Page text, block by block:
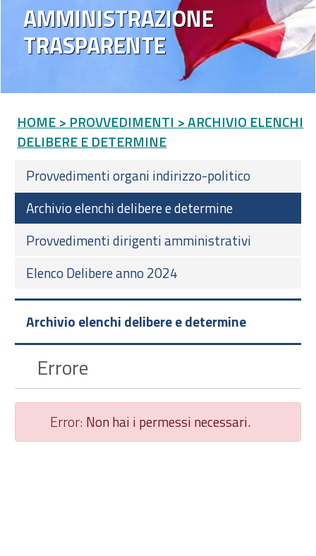
AMMINISTRAZIONE
TRASPARENTE
HOME > PROVVEDIMENTI > ARCHIVIO ELENCHI
DELIBERE E DETERMINE
Provvedimenti organi indirizzo-politico
Archivio elenchi delibere e determine
Provvedimenti dirigenti amministrativi
Elenco Delibere anno 2024
Archivio elenchi delibere e determine
Errore
Error: Non hai i permessi necessari.